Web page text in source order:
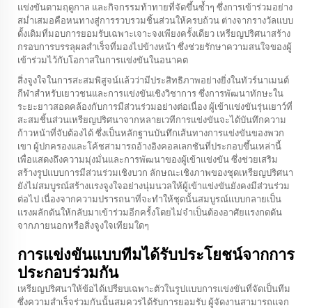
แข่งขันตามฤดูกาล และกิจกรรมท้าทายที่จัดขึ้นซ้ำๆ ซึ่งการเข้าร่วมอย่าง
สม่ำเสมอคือหนทางสู่การรวบรวมชิ้นส่วนให้ครบถ้วน ต่างจากรางวัลแบบ
ดั้งเดิมที่มอบการยอมรับเฉพาะเจาะจงเพียงครั้งเดียว เหรียญปริศนาสร้าง
กรอบการบรรลุผลสำเร็จที่มองไปข้างหน้า ซึ่งช่วยรักษาความสนใจของผู้
เข้าร่วมไว้กับโอกาสในการแข่งขันในอนาคต
สิ่งจูงใจในการสะสมพิสูจน์แล้วว่ามีประสิทธิภาพอย่างยิ่งในทัวร์นาเมนต์
กีฬาสำหรับเยาวชนและการแข่งขันเชิงวิชาการ ซึ่งการพัฒนาทักษะใน
ระยะยาวสอดคล้องกับการมีส่วนร่วมอย่างต่อเนื่อง ผู้เข้าแข่งขันรุ่นเยาว์ที่
สะสมชิ้นส่วนเหรียญปริศนาจากหลายเวทีการแข่งขันจะได้บันทึกความ
ก้าวหน้าที่จับต้องได้ ซึ่งเป็นหลักฐานบันทึกเส้นทางการแข่งขันของพวก
เขา ผู้ปกครองและโค้ชสามารถอ้างอิงคอลเลกชันที่ประกอบขึ้นเหล่านี้
เพื่อแสดงถึงความมุ่งมั่นและการพัฒนาของผู้เข้าแข่งขัน ซึ่งช่วยเสริม
สร้างรูปแบบการมีส่วนร่วมเชิงบวก ลักษณะเชิงภาพของชุดเหรียญปริศนา
ยังไม่สมบูรณ์สร้างแรงจูงใจอย่างนุ่มนวลให้ผู้เข้าแข่งขันยังคงมีส่วนร่วม
ต่อไป เนื่องจากความปรารถนาที่จะทำให้ชุดนั้นสมบูรณ์แบบกลายเป็น
แรงผลักดันให้กลับมาเข้าร่วมอีกครั้งโดยไม่จำเป็นต้องอาศัยแรงกดดัน
จากภายนอกหรือสิ่งจูงใจเทียมใดๆ
การแข่งขันแบบทีมได้รับประโยชน์จากการ
ประกอบร่วมกัน
เหรียญปริศนาให้ข้อได้เปรียบเฉพาะตัวในรูปแบบการแข่งขันที่จัดเป็นทีม
ซึ่งความสำเร็จร่วมกันนั้นสมควรได้รับการยอมรับ ผู้จัดงานสามารถแจก